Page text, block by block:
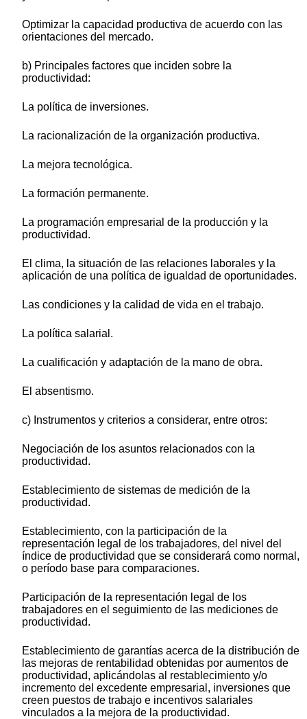
Optimizar la capacidad productiva de acuerdo con las
orientaciones del mercado.
b) Principales factores que inciden sobre la
productividad:
La política de inversiones.
La racionalización de la organización productiva.
La mejora tecnológica.
La formación permanente.
La programación empresarial de la producción y la
productividad.
El clima, la situación de las relaciones laborales y la
aplicación de una política de igualdad de oportunidades.
Las condiciones y la calidad de vida en el trabajo.
La política salarial.
La cualificación y adaptación de la mano de obra.
El absentismo.
c) Instrumentos y criterios a considerar, entre otros:
Negociación de los asuntos relacionados con la
productividad.
Establecimiento de sistemas de medición de la
productividad.
Establecimiento, con la participación de la
representación legal de los trabajadores, del nivel del
índice de productividad que se considerará como normal,
o período base para comparaciones.
Participación de la representación legal de los
trabajadores en el seguimiento de las mediciones de
productividad.
Establecimiento de garantías acerca de la distribución de
las mejoras de rentabilidad obtenidas por aumentos de
productividad, aplicándolas al restablecimiento y/o
incremento del excedente empresarial, inversiones que
creen puestos de trabajo e incentivos salariales
vinculados a la mejora de la productividad.